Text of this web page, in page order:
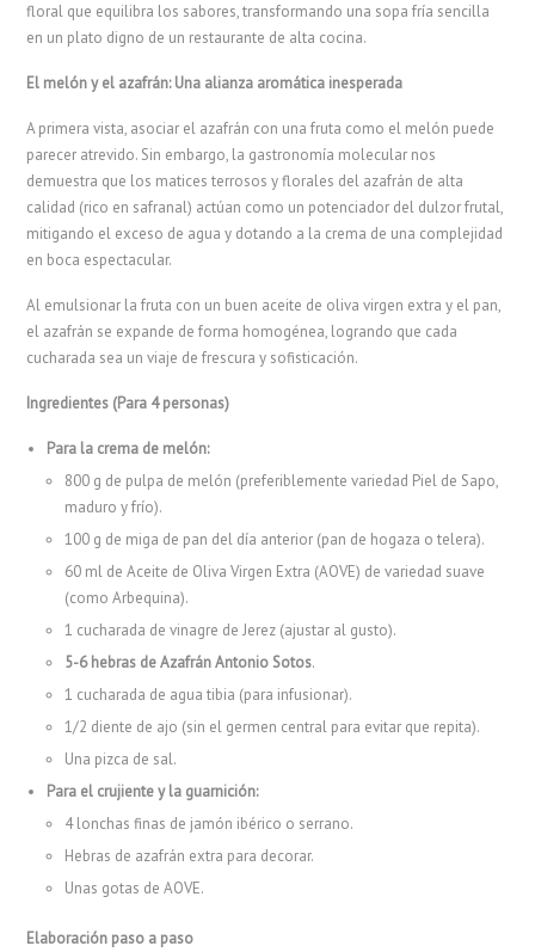
floral que equilibra los sabores, transformando una sopa fría sencilla
en un plato digno de un restaurante de alta cocina.
El melón y el azafrán: Una alianza aromática inesperada
A primera vista, asociar el azafrán con una fruta como el melón puede
parecer atrevido. Sin embargo, la gastronomía molecular nos
demuestra que los matices terrosos y florales del azafrán de alta
calidad (rico en safranal) actúan como un potenciador del dulzor frutal,
mitigando el exceso de agua y dotando a la crema de una complejidad
en boca espectacular.
Al emulsionar la fruta con un buen aceite de oliva virgen extra y el pan,
el azafrán se expande de forma homogénea, logrando que cada
cucharada sea un viaje de frescura y sofisticación.
Ingredientes (Para 4 personas)
Para la crema de melón:
800 g de pulpa de melón (preferiblemente variedad Piel de Sapo,
maduro y frío).
100 g de miga de pan del día anterior (pan de hogaza o telera).
60 ml de Aceite de Oliva Virgen Extra (AOVE) de variedad suave
(como Arbequina).
1 cucharada de vinagre de Jerez (ajustar al gusto).
5-6 hebras de Azafrán Antonio Sotos.
1 cucharada de agua tibia (para infusionar).
1/2 diente de ajo (sin el germen central para evitar que repita).
Una pizca de sal.
Para el crujiente y la guarnición:
4 lonchas finas de jamón ibérico o serrano.
Hebras de azafrán extra para decorar.
Unas gotas de AOVE.
Elaboración paso a paso